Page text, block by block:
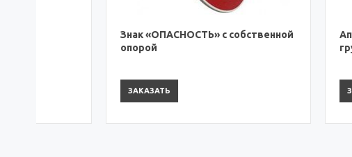
Знак «ОПАСНОСТЬ» с собственной
Аптечка для